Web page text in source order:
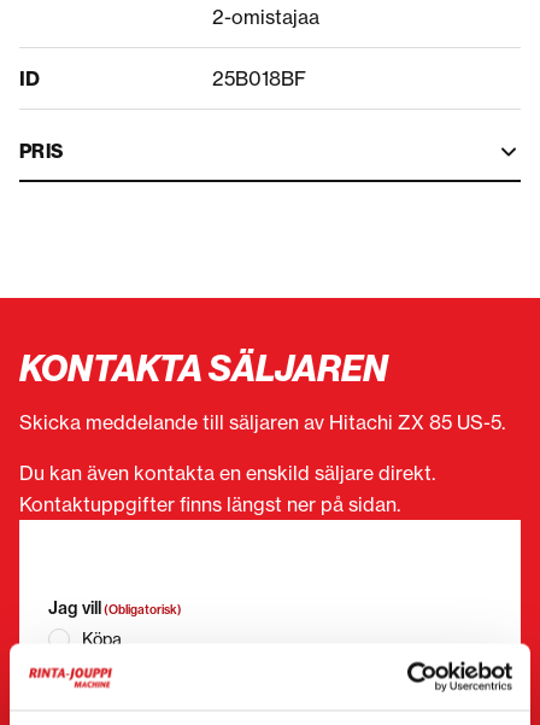
2-omistajaa
ID 25B018BF
PRIS
KONTAKTA SÄLJAREN
Skicka meddelande till säljaren av Hitachi ZX 85 US-5.
Du kan även kontakta en enskild säljare direkt.
Kontaktuppgifter finns längst ner på sidan.
Jag vill(Obligatorisk)
Köpa
Hyra